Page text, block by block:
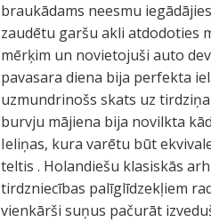
braukādams neesmu
zaudētu garšu akli atdodoties
mērķim un novietojuši auto
pavasara diena bija perfekta
uzmundrinošs skats uz
burvju mājiena bija novilkta
Ieliņas, kura varētu būt
teltis . Holandiešu klasiskās
tirdzniecības palīglīdzekļiem
vienkārši suņus pačurāt